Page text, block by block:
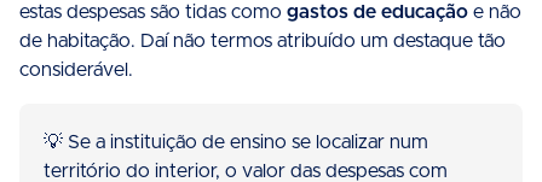
estas despesas são tidas como gastos de educação e não
de habitação. Daí não termos atribuído um destaque tão
considerável.
💡 Se a instituição de ensino se localizar num
território do interior, o valor das despesas com